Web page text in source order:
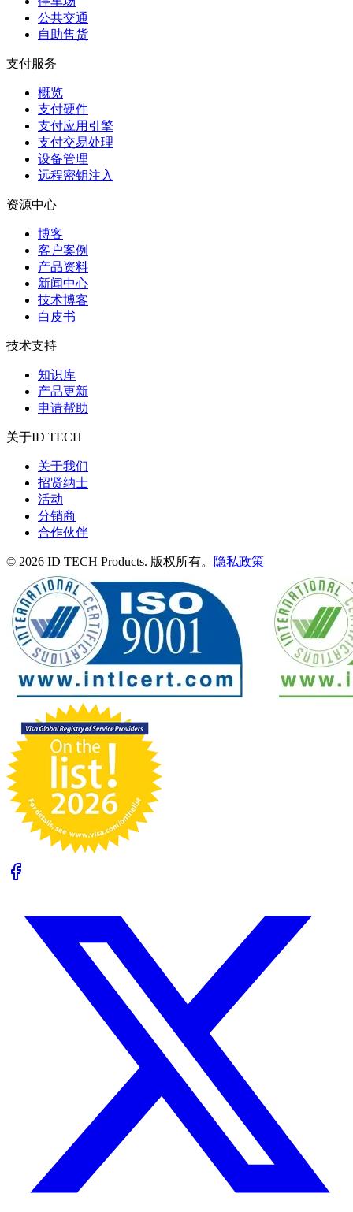
公共交通
自助售货
支付服务
概览
支付硬件
支付应用引擎
支付交易处理
设备管理
远程密钥注入
资源中心
博客
客户案例
产品资料
新闻中心
技术博客
白皮书
技术支持
知识库
产品更新
申请帮助
关于ID TECH
关于我们
招贤纳士
活动
分销商
合作伙伴
© 2026 ID TECH Products. 版权所有。 隐私政策